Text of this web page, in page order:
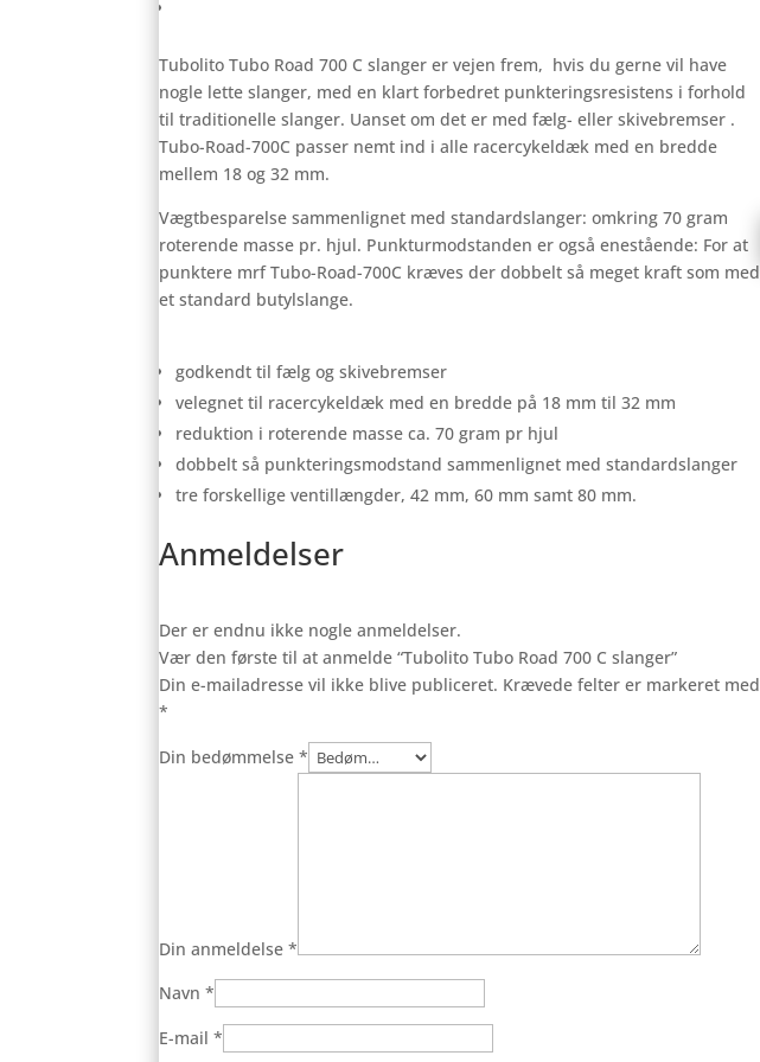
Tubolito Tubo Road 700 C slanger er vejen frem, hvis du gerne vil have
nogle lette slanger, med en klart forbedret punkteringsresistens i forhold
til traditionelle slanger. Uanset om det er med fælg- eller skivebremser .
Tubo-Road-700C passer nemt ind i alle racercykeldæk med en bredde
mellem 18 og 32 mm.
Vægtbesparelse sammenlignet med standardslanger: omkring 70 gram
roterende masse pr. hjul. Punkturmodstanden er også enestående: For at
punktere mrf Tubo-Road-700C kræves der dobbelt så meget kraft som med
et standard butylslange.
godkendt til fælg og skivebremser
velegnet til racercykeldæk med en bredde på 18 mm til 32 mm
reduktion i roterende masse ca. 70 gram pr hjul
dobbelt så punkteringsmodstand sammenlignet med standardslanger
tre forskellige ventillængder, 42 mm, 60 mm samt 80 mm.
Anmeldelser
Der er endnu ikke nogle anmeldelser.
Vær den første til at anmelde “Tubolito Tubo Road 700 C slanger”
Din e-mailadresse vil ikke blive publiceret. Krævede felter er markeret med
*
Din bedømmelse*
Din anmeldelse*
Navn*
E-mail*